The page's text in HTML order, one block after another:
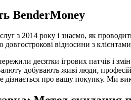
BenderMoney
з 2014 року і знаємо, як
відносини з
десятки ігрових патчів і
добувають живі люди,
дізнається про вашу покупку. Ми